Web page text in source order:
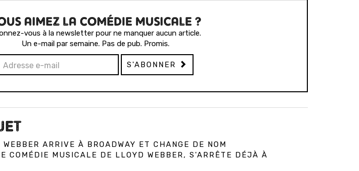
AIMEZ LA COMÉDIE MUSICALE ?
vous à la newsletter pour ne manquer aucun article.
Un e-mail par semaine. Pas de pub. Promis.
S'ABONNER
ARRIVE À BROADWAY ET CHANGE DE NOM
COMÉDIE MUSICALE DE LLOYD WEBBER, S'ARRÊTE DÉJÀ À